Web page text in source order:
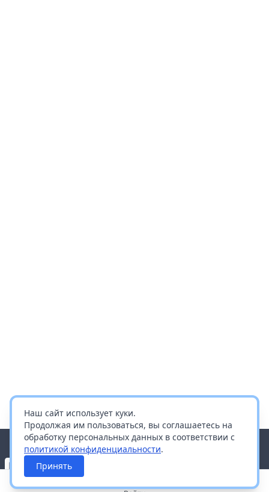
Наш сайт использует куки.
Продолжая им пользоваться, вы соглашаетесь на
обработку персональных данных в соответствии с
политикой конфиденциальности.
Принять